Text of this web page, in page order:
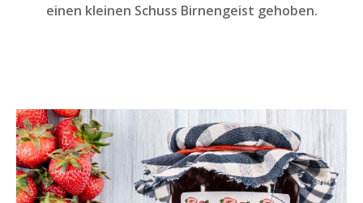
einen kleinen Schuss Birnengeist gehoben.